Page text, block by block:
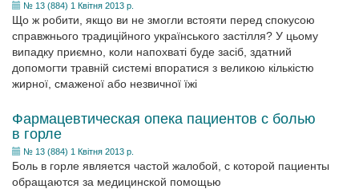
№ 13 (884) 1 Квітня 2013 р.
Що ж робити, якщо ви не змогли встояти перед спокусою
справжнього традиційного українського застілля? У цьому
випадку приємно, коли напохваті буде засіб, здатний
допомогти травній системі впоратися з великою кількістю
жирної, смаженої або незвичної їжі
Фармацевтическая опека пациентов с болью
в горле
№ 13 (884) 1 Квітня 2013 р.
Боль в горле является частой жалобой, с которой пациенты
обращаются за медицинской помощью